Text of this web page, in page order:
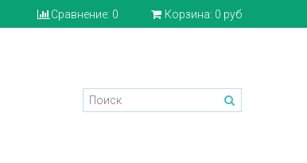
Сравнение: 0 Корзина: 0 руб